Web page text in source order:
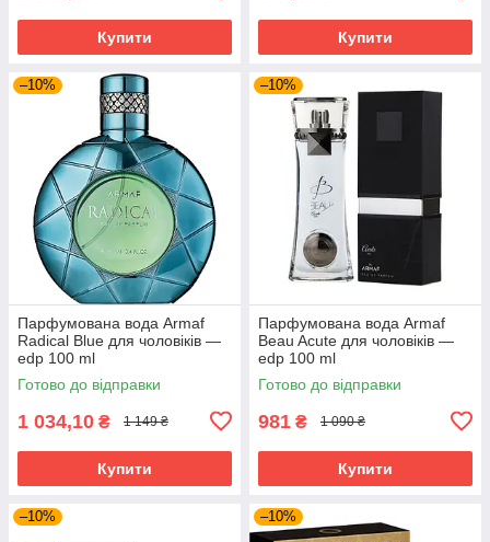
Купити Купити
–10%
Парфумована вода Armaf
Radical Blue для чоловіків —
edp 100 ml
Готово до відправки
1 034,10 ₴ 1 149 ₴
Купити
–10%
Парфумована вода Armaf
Beau Acute для чоловіків —
edp 100 ml
Готово до відправки
981 ₴ 1 090 ₴
Купити
–10% –10%